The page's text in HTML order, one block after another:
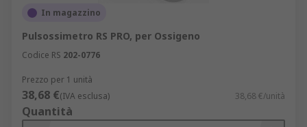
In magazzino
Pulsossimetro RS PRO, per Ossigeno
Codice RS 202-0776
Prezzo per 1 unità
38,68 €(IVA esclusa) 38,68 €/unità
Quantità